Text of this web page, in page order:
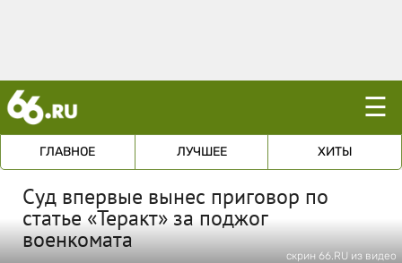
☰
ГЛАВНОЕ ЛУЧШЕЕ ХИТЫ
Суд впервые вынес приговор по
статье «Теракт» за поджог
военкомата
скрин 66.RU из видео